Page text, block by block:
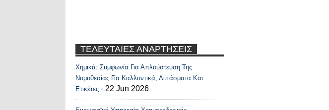
ΤΕΛΕΥΤΑΙΕΣ ΑΝΑΡΤΗΣΕΙΣ
Recent Posts Widget
Χημικά: Συμφωνία Για Απλούστευση Της
Νομοθεσίας Για Καλλυντικά, Λιπάσματα Και
Ετικέτες - 22 Jun 2026